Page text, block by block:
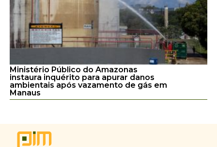
Ministério Público do Amazonas
instaura inquérito para apurar danos
ambientais após vazamento de gás em
Manaus